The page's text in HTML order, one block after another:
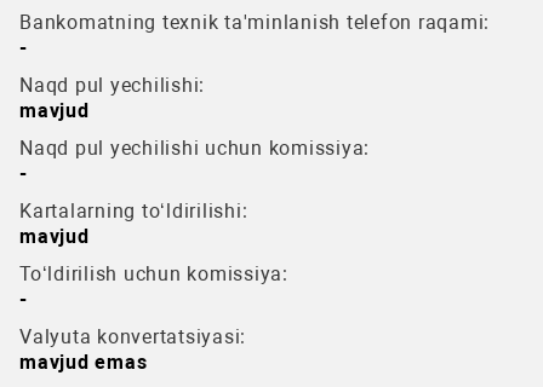
Bankomatning texnik ta'minlanish telefon raqami:
-
Naqd pul yechilishi:
mavjud
Naqd pul yechilishi uchun komissiya:
-
Kartalarning to‘ldirilishi:
mavjud
To‘ldirilish uchun komissiya:
-
Valyuta konvertatsiyasi:
mavjud emas